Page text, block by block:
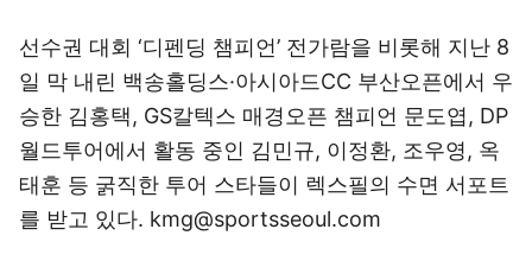
선수권 대회 ‘디펜딩 챔피언’ 전가람을 비롯해 지난 8
일 막 내린 백송홀딩스·아시아드CC 부산오픈에서 우
승한 김홍택, GS칼텍스 매경오픈 챔피언 문도엽, DP
월드투어에서 활동 중인 김민규, 이정환, 조우영, 옥
태훈 등 굵직한 투어 스타들이 렉스필의 수면 서포트
를 받고 있다. kmg@sportsseoul.com